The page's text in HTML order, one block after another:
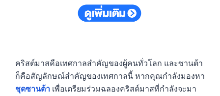
คริสต์มาสคือเทศกาลสำคัญของผู้คนทั่วโลก และซานต้า
ก็คือสัญลักษณ์สำคัญของเทศกาลนี้ หากคุณกำลังมองหา
ชุดซานต้า เพื่อเตรียมร่วมฉลองคริสต์มาสที่กำลังจะมา